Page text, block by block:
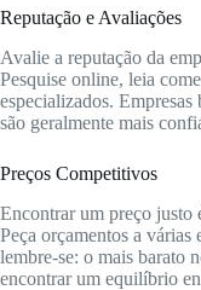
Reputação e Avaliações
Avalie a reputação da
Pesquise online, leia
especializados.
são geralmente mais
Preços Competitivos
Encontrar um preço justo
Peça orçamentos a várias
lembre-se: o mais barato
encontrar um equilíbrio